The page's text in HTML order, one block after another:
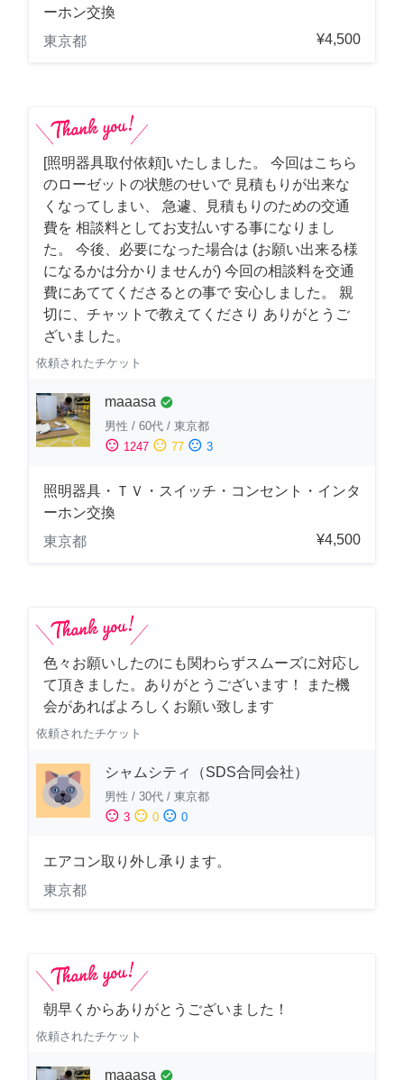
ーホン交換
東京都
¥4,500
[照明器具取付依頼]いたしました。 今回はこちら
のローゼットの状態のせいで 見積もりが出来な
くなってしまい、 急遽、見積もりのための交通
費を 相談料としてお支払いする事になりまし
た。 今後、必要になった場合は (お願い出来る様
になるかは分かりませんが) 今回の相談料を交通
費にあててくださるとの事で 安心しました。 親
切に、チャットで教えてくださり ありがとうご
ざいました。
依頼されたチケット
maaasa check_circle
男性 / 60代 / 東京都
sentiment_satisfied 1247 sentiment_neutral 77 sentiment_dissatisfied 3
照明器具・ＴＶ・スイッチ・コンセント・インタ
ーホン交換
東京都
¥4,500
色々お願いしたのにも関わらずスムーズに対応し
て頂きました。ありがとうございます！ また機
会があればよろしくお願い致します
依頼されたチケット
シャムシティ（SDS合同会社）
男性 / 30代 / 東京都
sentiment_satisfied 3 sentiment_neutral 0 sentiment_dissatisfied 0
エアコン取り外し承ります。
東京都
朝早くからありがとうございました！
依頼されたチケット
maaasa check_circle